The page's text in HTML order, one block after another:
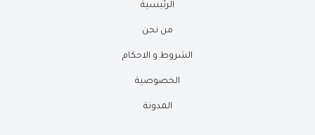
الرئيسية
من نحن
الشروط و الاحكام
الخصوصية
المدونة